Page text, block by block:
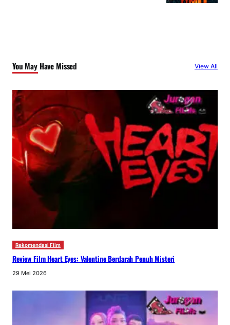
You May Have Missed View All
Rekomendasi Film
Review Film Heart Eyes: Valentine Berdarah Penuh Misteri
29 Mei 2026